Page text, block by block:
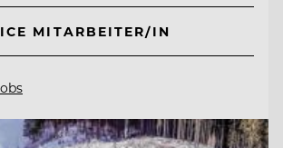
MITARBEITER/IN